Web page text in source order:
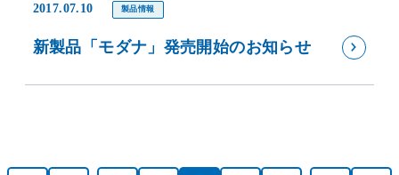
2017.07.10 製品情報
新製品「モダナ」発売開始のお知らせ